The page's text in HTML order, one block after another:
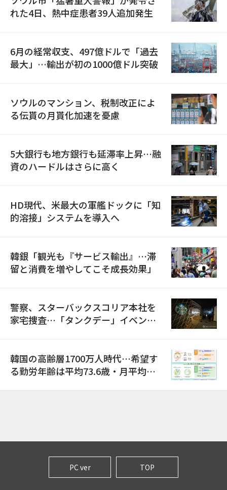
れた4日、熱中症患者39人追加発生
6月の経常収支、497億ドルで「過去
最大」…輸出が初の1000億ドル突破
ソウルのマンション、税制改正によ
る伝貰の月貰化加速を憂慮
5大銀行も地方銀行も延滞率上昇…融
資のハードルはさらに高く
HD現代、米最大の軍艦ドックに「知
的溶接」システムを導入へ
韓銀「観光も『サービス輸出』…滞
留と消費を増やしてこそ成長効果」
警察、スターバックスコリア本社を
家宅捜査…「タンクデー」イベント
韓国の高齢層1700万人時代…希望す
る勤労年齢は平均73.6歳・月平均賃
PC ver TOP